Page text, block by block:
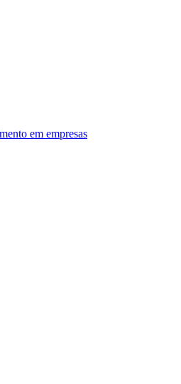
em empresas